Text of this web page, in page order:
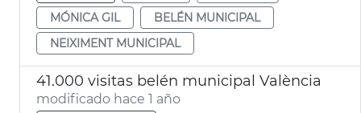
MÓNICA GIL
BELÉN MUNICIPAL
NEIXIMENT MUNICIPAL
41.000 visitas belén municipal València
modificado hace 1 año